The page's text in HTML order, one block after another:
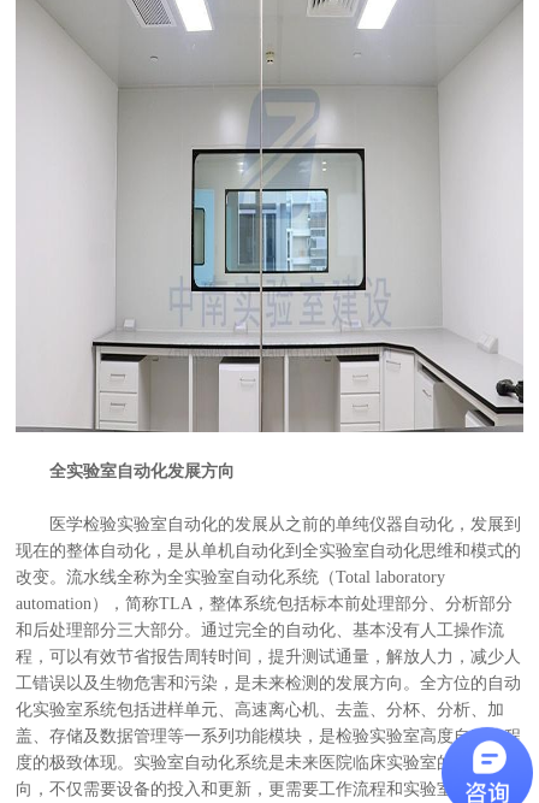
全实验室自动化发展方向
医学检验实验室自动化的发展从之前的单纯仪器自动化，发展到
现在的整体自动化，是从单机自动化到全实验室自动化思维和模式的
改变。流水线全称为全实验室自动化系统（Total laboratory
automation），简称TLA，整体系统包括标本前处理部分、分析部分
和后处理部分三大部分。通过完全的自动化、基本没有人工操作流
程，可以有效节省报告周转时间，提升测试通量，解放人力，减少人
工错误以及生物危害和污染，是未来检测的发展方向。全方位的自动
化实验室系统包括进样单元、高速离心机、去盖、分杯、分析、加
盖、存储及数据管理等一系列功能模块，是检验实验室高度自动化程
度的极致体现。实验室自动化系统是未来医院临床实验室的发展方
向，不仅需要设备的投入和更新，更需要工作流程和实验室管理模式